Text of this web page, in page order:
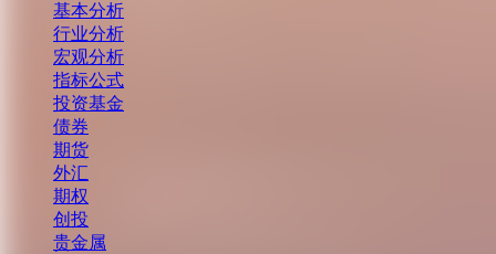
基本分析
行业分析
宏观分析
指标公式
投资基金
债券
期货
外汇
期权
创投
贵金属